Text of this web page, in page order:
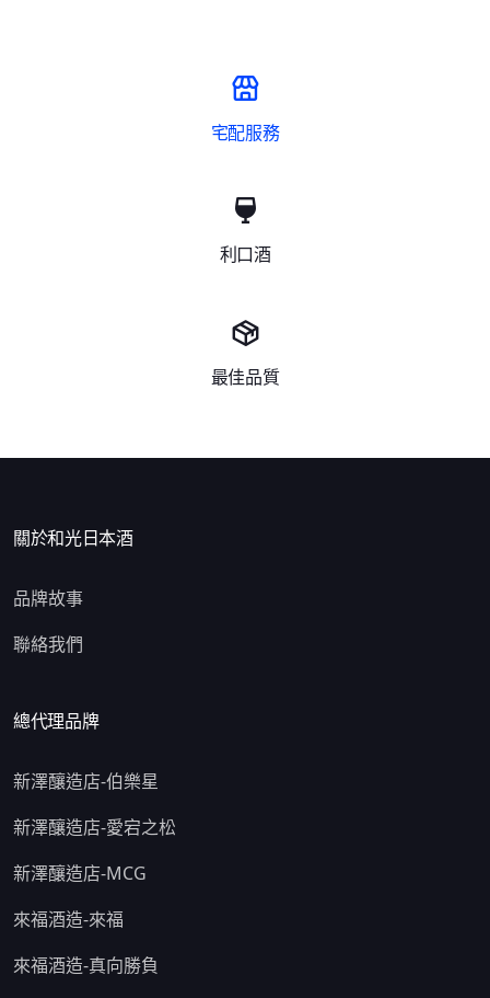
宅配服務
利口酒
最佳品質
關於和光日本酒
品牌故事
聯絡我們
總代理品牌
新澤釀造店-伯樂星
新澤釀造店-愛宕之松
新澤釀造店-MCG
來福酒造-來福
來福酒造-真向勝負